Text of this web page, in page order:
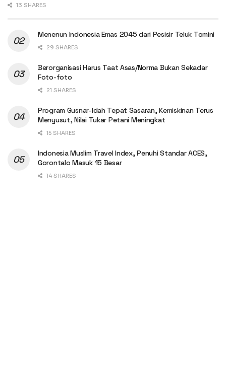
13 SHARES
Menenun Indonesia Emas 2045 dari Pesisir Teluk Tomini
29 SHARES
Berorganisasi Harus Taat Asas/Norma Bukan Sekadar
Foto-foto
21 SHARES
Program Gusnar-Idah Tepat Sasaran, Kemiskinan Terus
Menyusut, Nilai Tukar Petani Meningkat
15 SHARES
Indonesia Muslim Travel Index, Penuhi Standar ACES,
Gorontalo Masuk 15 Besar
14 SHARES